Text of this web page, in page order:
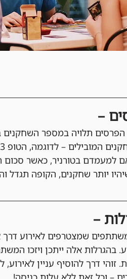
–
תלויה במספר השחקנים
– לדוגמה, הטופ 3, הטופ 5 או הטופ 8 – יקבלו קרדיט חנות ל
למעמדם בטורניר, כאשר סכום
יותר שחקנים, הקופה תגדל
–
שמצטרפים לאירוע דרך
בהגרלות אלה ייתכן ויזכו
זוהי דרך להוסיף עניין